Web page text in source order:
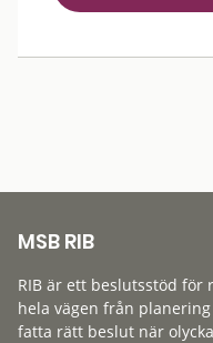
MSB RIB
RIB är ett beslutsstöd för
hela vägen från
fatta rätt beslut när